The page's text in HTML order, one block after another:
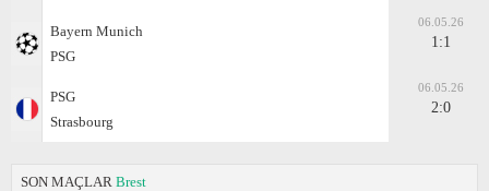
Bayern Munich
PSG
06.05.26
1:1
PSG
Strasbourg
06.05.26
2:0
SON MAÇLAR Brest